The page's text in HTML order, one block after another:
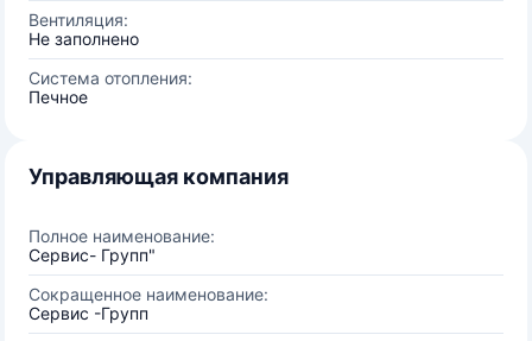
Вентиляция:
Не заполнено
Система отопления:
Печное
Управляющая компания
Полное наименование:
Сервис- Групп"
Сокращенное наименование:
Сервис -Групп